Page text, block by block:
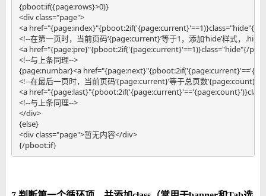
{pboot:if({page:rows}>0)}
<div class="page">
<a href="{page:index}"{pboot:2if('{page:current}'==1)}class="hide"{/
<!--在第一页时，当前页码‘{page:current}’等于1，添加‘hide’样式，
<a href="{page:pre}"{pboot:2if('{page:current}'==1)}class="hide"{/
<!--与上条同理-->
{page:numbar}<a
<!--在最后一页时，当前页码‘{page:current}’等于总页数‘{page:count}，
<a
<!--与上条同理-->
</div>
{else}
<div class="page">暂无内容</div>
{/pboot:if}